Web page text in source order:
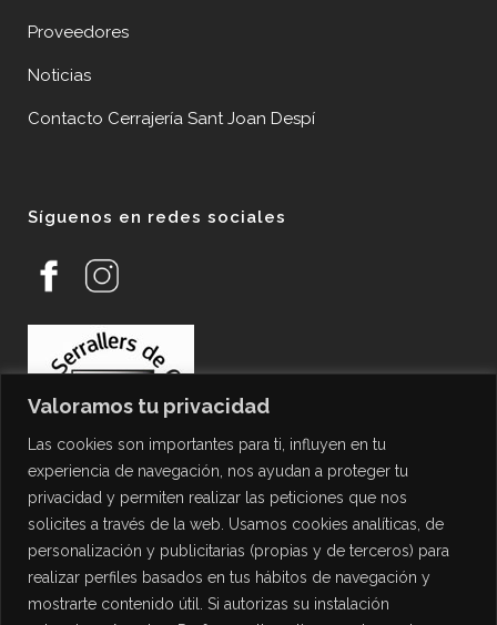
Valoramos tu privacidad
Las cookies son importantes para ti, influyen en tu
experiencia de navegación, nos ayudan a proteger tu
privacidad y permiten realizar las peticiones que nos
solicites a través de la web. Usamos cookies analíticas, de
personalización y publicitarias (propias y de terceros) para
realizar perfiles basados en tus hábitos de navegación y
mostrarte contenido útil. Si autorizas su instalación
Proveedores
Noticias
Contacto Cerrajería Sant Joan Despí
Síguenos en redes sociales
PROTECCIÓN DE DATOS
Política de Privacidad